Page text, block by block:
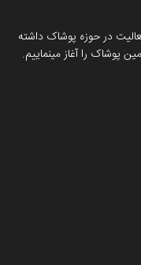
و اعتباری که بیش از 43 سال فعالیت در حوزه پوشاک داشته
پوشاک را آغاز مینماییم.